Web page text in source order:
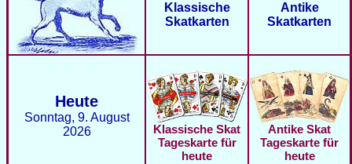
Klassische
Skatkarten
Antike
Skatkarten
Heute
Sonntag, 9. August
2026
Klassische Skat
Tageskarte für
heute
Antike Skat
Tageskarte für
heute